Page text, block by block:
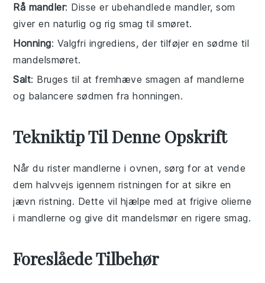
Rå mandler: Disse er ubehandlede mandler, som
giver en naturlig og rig smag til smøret.
Honning: Valgfri ingrediens, der tilføjer en sødme til
mandelsmøret.
Salt: Bruges til at fremhæve smagen af mandlerne
og balancere sødmen fra honningen.
Tekniktip Til Denne Opskrift
Når du ristermandlerne i ovnen, sørg for at vende
dem halvvejs igennem ristningen for at sikre en
jævn ristning. Dette vil hjælpe med at frigive olierne
imandlerne og give ditmandelsmør en rigere smag.
Foreslåede Tilbehør